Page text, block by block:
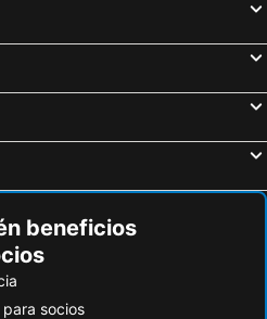
Marina Horizonte Ii
beneficios
socios